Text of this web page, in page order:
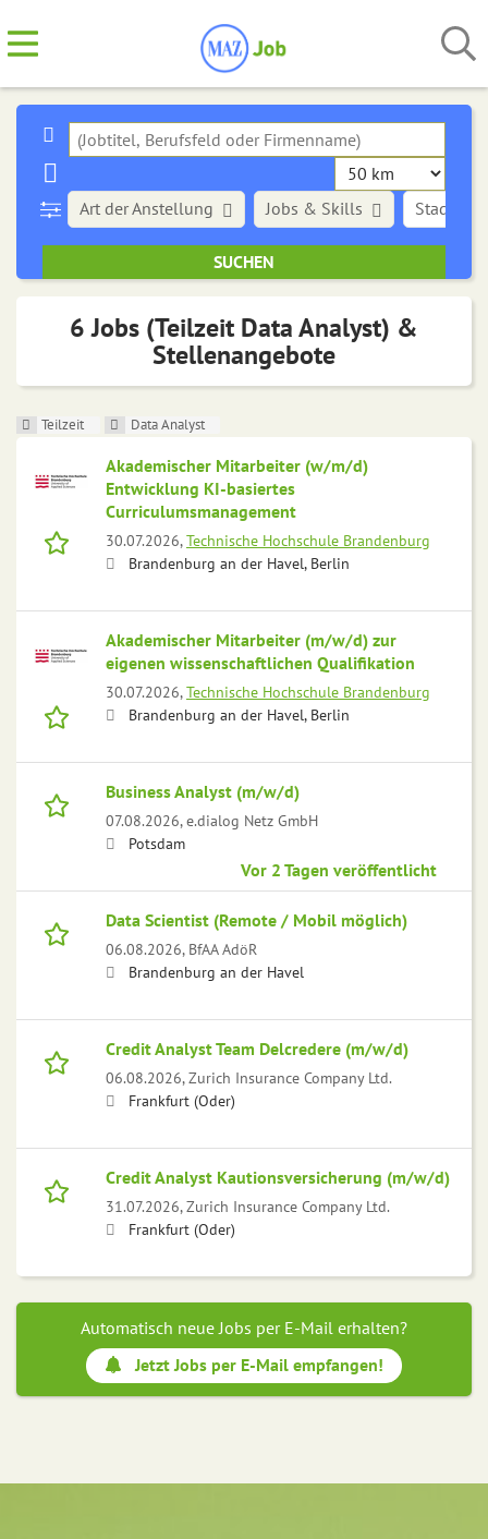
Stadt
Art der Anstellung Jobs & Skills
6 Jobs (Teilzeit Data Analyst) &
Stellenangebote
Teilzeit Data Analyst
Akademischer Mitarbeiter (w/m/d)
Entwicklung KI-basiertes
Curriculumsmanagement
30.07.2026,Technische Hochschule Brandenburg
Brandenburg an der Havel, Berlin
Akademischer Mitarbeiter (m/w/d) zur
eigenen wissenschaftlichen Qualifikation
30.07.2026,Technische Hochschule Brandenburg
Brandenburg an der Havel, Berlin
Business Analyst (m/w/d)
07.08.2026,e.dialog Netz GmbH
Potsdam
Vor 2 Tagen veröffentlicht
Data Scientist (Remote / Mobil möglich)
06.08.2026, BfAA AdöR
Brandenburg an der Havel
Credit Analyst Team Delcredere (m/w/d)
06.08.2026,Zurich Insurance Company Ltd.
Frankfurt (Oder)
Credit Analyst Kautionsversicherung (m/w/d)
31.07.2026,Zurich Insurance Company Ltd.
Frankfurt (Oder)
Automatisch neue Jobs per E-Mail erhalten?
Jetzt Jobs per E-Mail empfangen!